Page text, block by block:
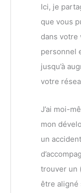
Ici, je
que vous
dans votre
personnel
jusqu’à
votre
J’ai moi-
mon
un
trouver un
être aligné